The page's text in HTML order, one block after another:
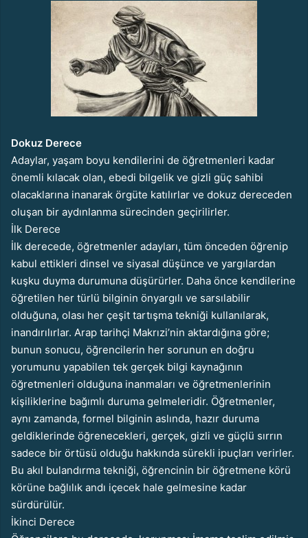
Dokuz Derece
Adaylar, yaşam boyu kendilerini de öğretmenleri kadar
önemli kılacak olan, ebedi bilgelik ve gizli güç sahibi
olacaklarına inanarak örgüte katılırlar ve dokuz dereceden
oluşan bir aydınlanma sürecinden geçirilirler.
İlk Derece
İlk derecede, öğretmenler adayları, tüm önceden öğrenip
kabul ettikleri dinsel ve siyasal düşünce ve yargılardan
kuşku duyma durumuna düşürürler. Daha önce kendilerine
öğretilen her türlü bilginin önyargılı ve sarsılabilir
olduğuna, olası her çeşit tartışma tekniği kullanılarak,
inandırılırlar. Arap tarihçi Makrızi’nin aktardığına göre;
bunun sonucu, öğrencilerin her sorunun en doğru
yorumunu yapabilen tek gerçek bilgi kaynağının
öğretmenleri olduğuna inanmaları ve öğretmenlerinin
kişiliklerine bağımlı duruma gelmeleridir. Öğretmenler,
aynı zamanda, formel bilginin aslında, hazır duruma
geldiklerinde öğrenecekleri, gerçek, gizli ve güçlü sırrın
sadece bir örtüsü olduğu hakkında sürekli ipuçları verirler.
Bu akıl bulandırma tekniği, öğrencinin bir öğretmene körü
körüne bağlılık andı içecek hale gelmesine kadar
sürdürülür.
İkinci Derece